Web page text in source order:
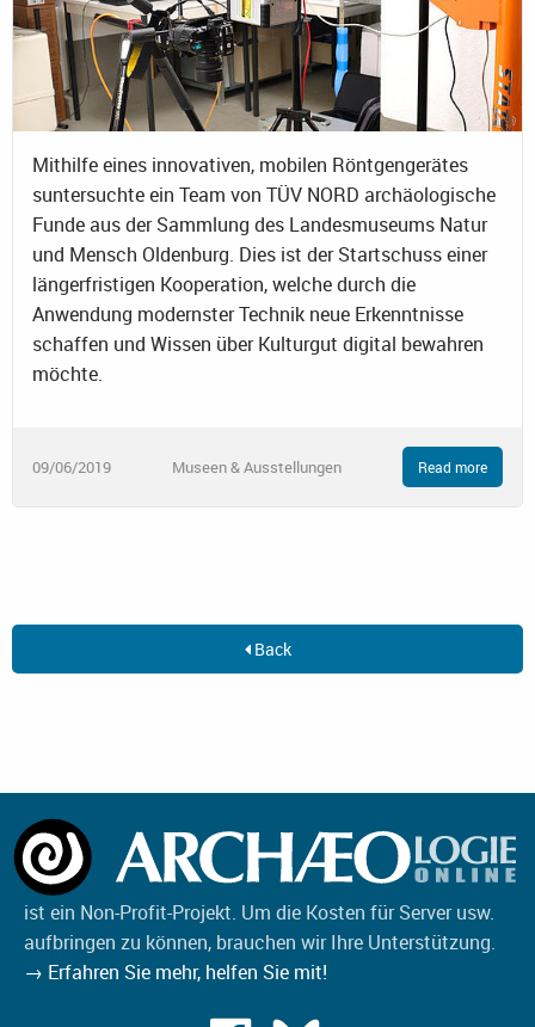
Mithilfe eines innovativen, mobilen Röntgengerätes
suntersuchte ein Team von TÜV NORD archäologische
Funde aus der Sammlung des Landesmuseums Natur
und Mensch Oldenburg. Dies ist der Startschuss einer
längerfristigen Kooperation, welche durch die
Anwendung modernster Technik neue Erkenntnisse
schaffen und Wissen über Kulturgut digital bewahren
möchte.
09/06/2019 Museen & Ausstellungen Read more
Back
ist ein Non-Profit-Projekt. Um die Kosten für Server usw.
aufbringen zu können, brauchen wir Ihre Unterstützung.
→ Erfahren Sie mehr, helfen Sie mit!